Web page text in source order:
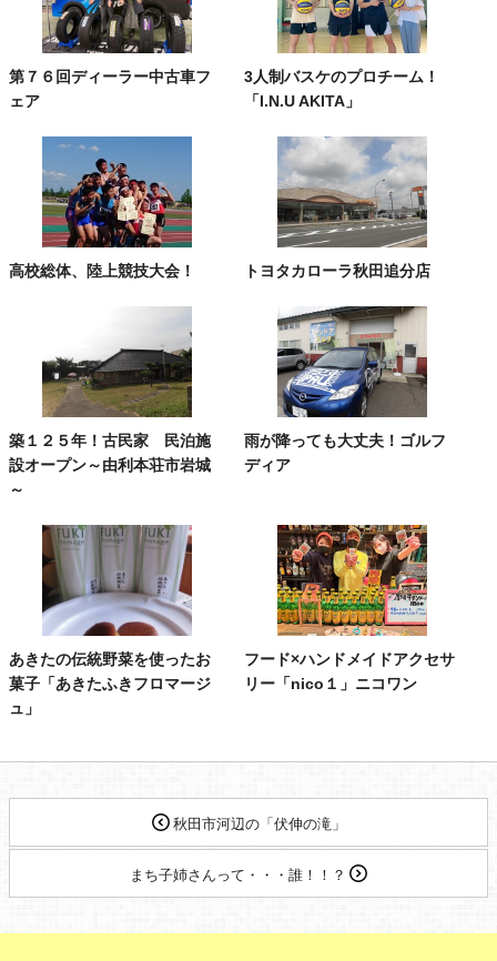
第７６回ディーラー中古車フ
ェア
3人制バスケのプロチーム！
「I.N.U AKITA」
高校総体、陸上競技大会！ トヨタカローラ秋田追分店
築１２５年！古民家 民泊施
設オープン～由利本荘市岩城
～
雨が降っても大丈夫！ゴルフ
ディア
あきたの伝統野菜を使ったお
菓子「あきたふきフロマージ
ュ」
フード×ハンドメイドアクセサ
リー「nico１」ニコワン
秋田市河辺の「伏伸の滝」
まち子姉さんって・・・誰！！？